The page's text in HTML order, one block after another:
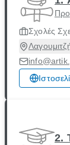
Σχολές
2.